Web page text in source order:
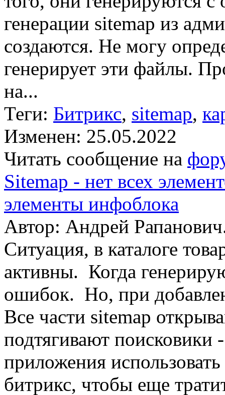
генерации sitemap из
создаются. Не могу
генерирует эти файлы.
на...
Теги: Битрикс, sitemap,
Изменен: 25.05.2022
Читать сообщение на
Sitemap - нет всех
элементы инфоблока
Автор: Андрей
Ситуация, в каталоге
активны. Когда
ошибок. Но, при
Все части sitemap
подтягивают поисковики
приложения
битрикс, чтобы еще